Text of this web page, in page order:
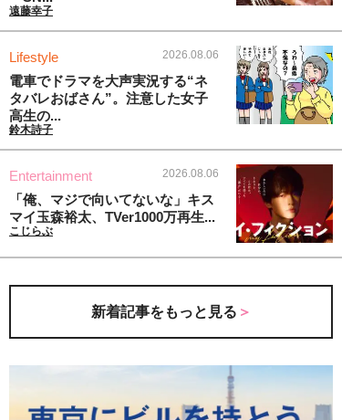
遠藤幸子
Lifestyle 2026.08.06
電車でドラマを大声実況する“ネ
タバレおばさん”。注意した女子
高生の...
鈴木詩子
Entertainment 2026.08.06
「俺、マジで向いてないな」キス
マイ玉森裕太、TVer1000万再生...
こじらぶ
新着記事をもっと見る